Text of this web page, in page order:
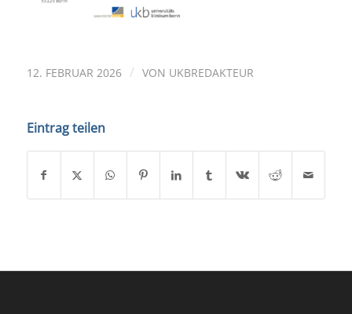
12. FEBRUAR 2026 / VON UKBREDAKTEUR
Eintrag teilen